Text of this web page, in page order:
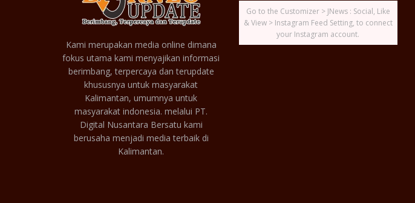
Kami merupakan media online dimana
fokus utama kami menyajikan informasi
berimbang, terpercaya dan terupdate
khususnya untuk masyarakat
Kalimantan, umumnya untuk
masyarakat indonesia. melalui PT.
Digital Nusantara Bersatu kami
berusaha menjadi media terbaik di
Kalimantan.
Go to the Customizer > JNews : Social, Like
& View > Instagram Feed Setting, to connect
your Instagram account.